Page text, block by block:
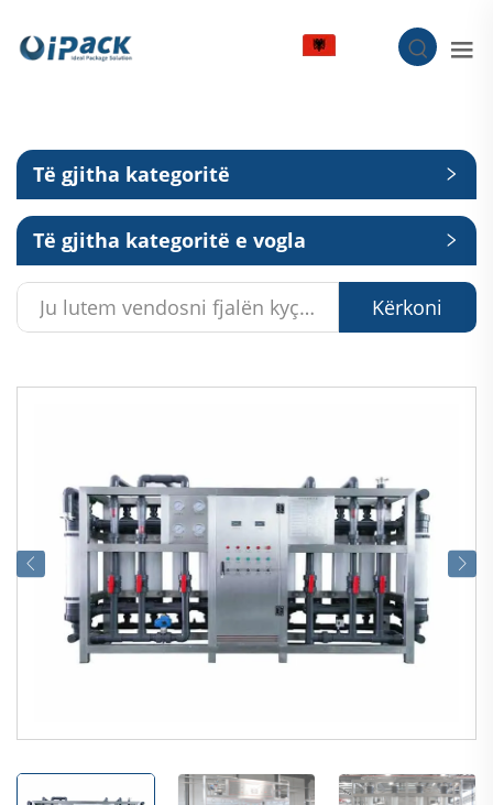
Të gjitha kategoritë
Të gjitha kategoritë e vogla
Kërkoni